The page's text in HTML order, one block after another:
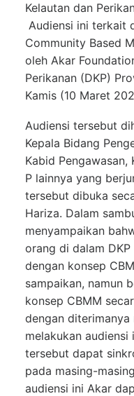
Kelautan dan
Audiensi ini terkait
Community Based
oleh Akar
Perikanan (DKP)
Kamis (10 Maret
Audiensi tersebut
Kepala Bidang
Kabid
P lainnya yang
tersebut dibuka
Hariza. Dalam
menyampaikan
orang di dalam
dengan konsep
sampaikan, namun
konsep CBMM
dengan
melakukan audiensi
tersebut dapat
pada masing-
audiensi ini Akar